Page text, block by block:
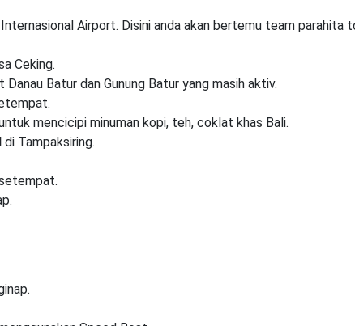
Internasional Airport. Disini anda akan bertemu team parahita
Ceking.
Danau Batur dan Gunung Batur yang masih aktiv.
mencicipi minuman kopi, teh, coklat khas Bali.
di Tampaksiring.